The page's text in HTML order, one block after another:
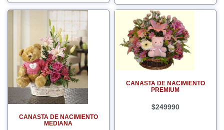
CANASTA DE NACIMIENTO
MEDIANA
CANASTA DE NACIMIENTO
PREMIUM
$249990